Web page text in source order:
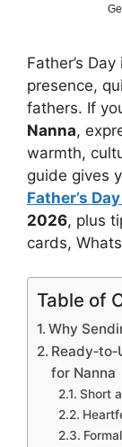
Father’s
presence,
fathers. If
Nanna,
warmth,
guide gives
Father’s
2026, plus
cards,
Table of
Why
for Nanna
Short